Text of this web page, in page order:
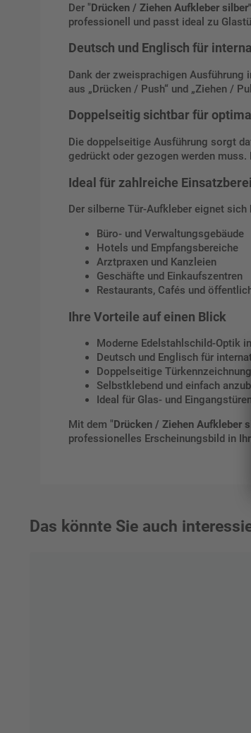
Der "Drücken / Ziehen Aufkleber
professionell und passt ideal zu
Deutsch und Englisch für
Dank der zweisprachigen Ausführung
aus „Drücken / Push“ und „Ziehen /
Doppelseitig sichtbar für
Die doppelseitige Ausführung sorgt
gedrückt oder gezogen werden
Ideal für zahlreiche
Der silberne Tür-Aufkleber eignet sich
Büro- und Verwaltungsgebäude
Hotels und Empfangsbereiche
Arztpraxen und Kanzleien
Geschäfte und Einkaufszentren
Restaurants, Cafés und
Ihre Vorteile auf einen Blick
Moderne Edelstahlschild-Optik
Deutsch und Englisch für
Doppelseitige Türkennzeichnung
Selbstklebend und einfach
Ideal für Glas- und Eingangstüren
Mit dem "Drücken / Ziehen Aufkleber
professionelles Erscheinungsbild in
Das könnte Sie auch